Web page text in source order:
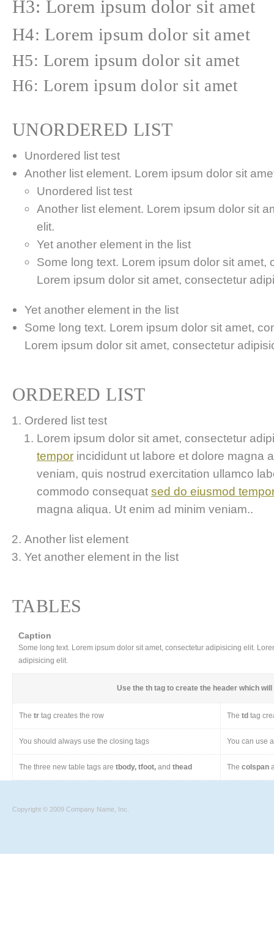
H3: Lorem ipsum dolor sit amet
H4: Lorem ipsum dolor sit amet
H5: Lorem ipsum dolor sit amet
H6: Lorem ipsum dolor sit amet
UNORDERED LIST
Unordered list test
Another list element. Lorem ipsum dolor sit
Unordered list test
Another list element. Lorem ipsum dolor sit
elit.
Yet another element in the list
Some long text. Lorem ipsum dolor sit amet,
Lorem ipsum dolor sit amet, consectetur
Yet another element in the list
Some long text. Lorem ipsum dolor sit amet,
Lorem ipsum dolor sit amet, consectetur
ORDERED LIST
Ordered list test
Lorem ipsum dolor sit amet, consectetur
tempor incididunt ut labore et dolore magna
veniam, quis nostrud exercitation ullamco
commodo consequat sed do eiusmod
magna aliqua. Ut enim ad minim veniam..
Another list element
Yet another element in the list
TABLES
Caption
Some long text. Lorem ipsum dolor sit amet, consectetur adipisicing elit.
adipisicing elit.
Use the th tag to create the header which
The tr tag creates the row The td tag
You should always use the closing tags You can use
The three new table tags are tbody, tfoot, and thead The colspan
Copyright © 2009 Company Name, Inc.